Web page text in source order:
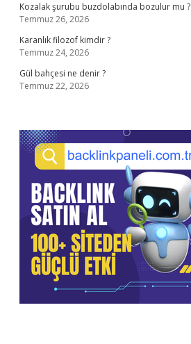
Kozalak şurubu buzdolabında bozulur mu ?
Temmuz 26, 2026
Karanlık filozof kimdir ?
Temmuz 24, 2026
Gül bahçesi ne denir ?
Temmuz 22, 2026